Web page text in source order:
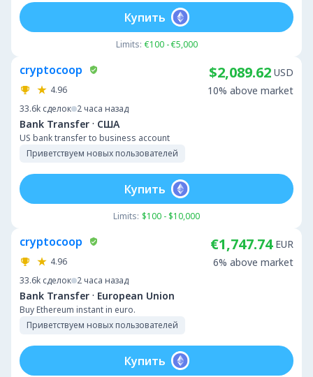
Limits: €100 - €5,000
Купить
cryptocoop
4.96
33.6k сделок 2 часа назад
Bank Transfer · США
US bank transfer to business account
Приветствуем новых пользователей
$2,089.62 USD
10% above market
Limits: $100 - $10,000
Купить
cryptocoop
4.96
33.6k сделок 2 часа назад
Bank Transfer · European Union
Buy Ethereum instant in euro.
Приветствуем новых пользователей
€1,747.74 EUR
6% above market
Купить